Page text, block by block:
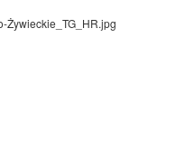
Żywieckie_TG_HR.jpg